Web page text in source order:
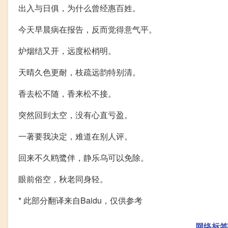
出入与日俱，为什么曾经惠百姓。
今天早晨病在报告，反而觉得意气平。
炉烟结又开，远度松梢明。
天晴久色更耐，枝疏远韵特别清。
香去松不随，香来松不接。
突然回到太空，没有心直亏盈。
一著要我决定，难道在别人评。
回来不久鸥鹭伴，静乐乌可以免除。
眼前俗空，秋老同身轻。
* 此部分翻译来自Baidu，仅供参考